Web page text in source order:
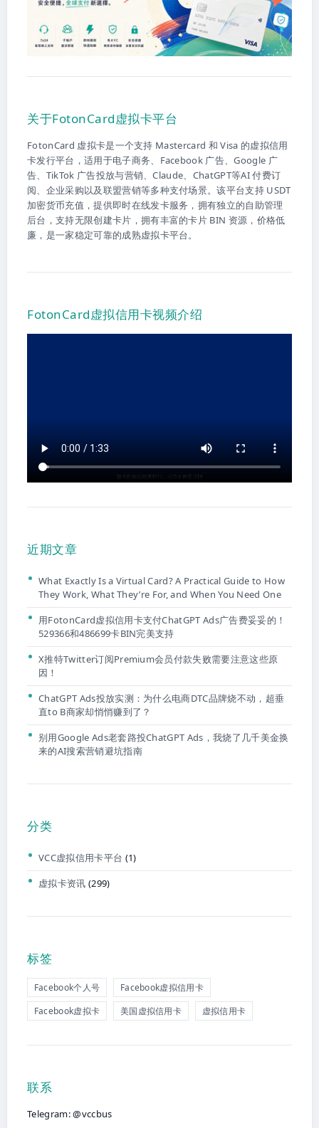
关于FotonCard虚拟卡平台
FotonCard 虚拟卡是一个支持 Mastercard 和 Visa 的虚拟信用
卡发行平台，适用于电子商务、Facebook 广告、Google 广
告、TikTok 广告投放与营销、Claude、ChatGPT等AI 付费订
阅、企业采购以及联盟营销等多种支付场景。该平台支持 USDT
加密货币充值，提供即时在线发卡服务，拥有独立的自助管理
后台，支持无限创建卡片，拥有丰富的卡片 BIN 资源，价格低
廉，是一家稳定可靠的成熟虚拟卡平台。
FotonCard虚拟信用卡视频介绍
近期文章
What Exactly Is a Virtual Card? A Practical Guide to How
They Work, What They’re For, and When You Need One
用FotonCard虚拟信用卡支付ChatGPT Ads广告费妥妥的！
529366和486699卡BIN完美支持
X推特Twitter订阅Premium会员付款失败需要注意这些原
因！
ChatGPT Ads投放实测：为什么电商DTC品牌烧不动，超垂
直to B商家却悄悄赚到了？
别用Google Ads老套路投ChatGPT Ads，我烧了几千美金换
来的AI搜索营销避坑指南
分类
VCC虚拟信用卡平台 (1)
虚拟卡资讯 (299)
标签
Facebook个人号
Facebook虚拟信用卡
Facebook虚拟卡
美国虚拟信用卡 虚拟信用卡
联系
Telegram: @vccbus